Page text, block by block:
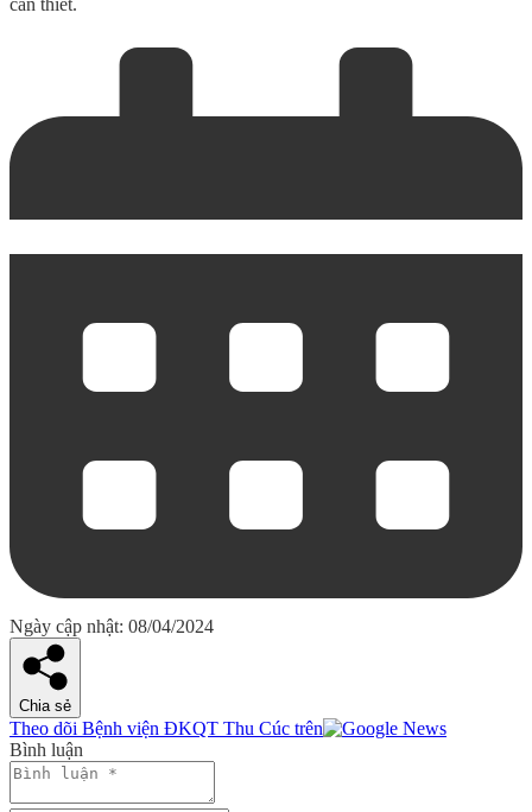
Ngày cập nhật: 08/04/2024
Chia sẻ
Theo dõi Bệnh viện ĐKQT Thu Cúc trên
Bình luận